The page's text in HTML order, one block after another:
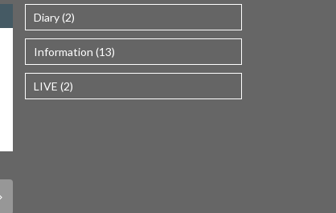
Diary (2)
Information (13)
LIVE (2)